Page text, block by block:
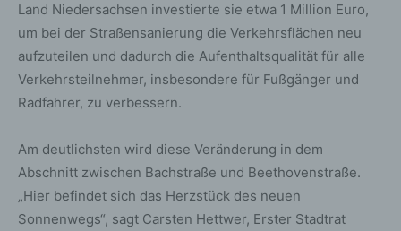
Land Niedersachsen investierte sie etwa 1 Million Euro,
um bei der Straßensanierung die Verkehrsflächen neu
aufzuteilen und dadurch die Aufenthaltsqualität für alle
Verkehrsteilnehmer, insbesondere für Fußgänger und
Radfahrer, zu verbessern.
Am deutlichsten wird diese Veränderung in dem
Abschnitt zwischen Bachstraße und Beethovenstraße.
„Hier befindet sich das Herzstück des neuen
Sonnenwegs“, sagt Carsten Hettwer, Erster Stadtrat